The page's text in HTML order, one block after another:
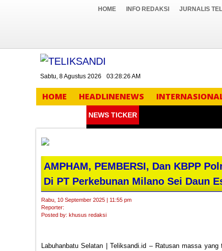
HOME INFO REDAKSI JURNALIS
Sabtu, 8 Agustus 2026 03:28:27 AM
HOME HEADLINENEWS
NEWS TICKER
AMPHAM, PEMBERSI, Dan KBPP
Di PT Perkebunan Milano Sei Daun
Rabu, 10 September 2025 | 11:55 pm
Reporter:
Posted by: khusus redaksi
Labuhanbatu Selatan | Teliksandi.id – Ratusan massa